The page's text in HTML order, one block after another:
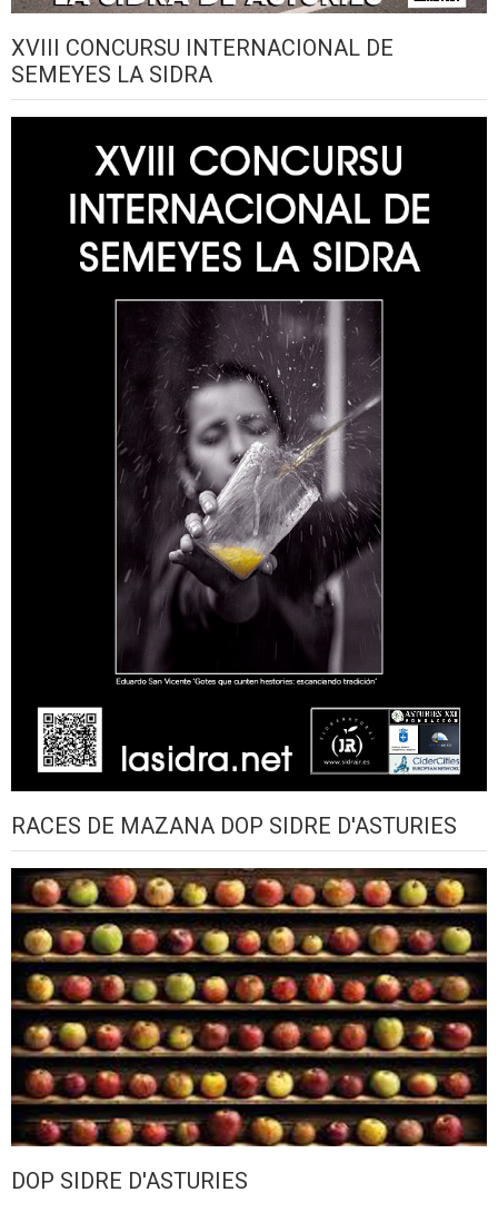
XVIII CONCURSU INTERNACIONAL DE
SEMEYES LA SIDRA
RACES DE MAZANA DOP SIDRE D'ASTURIES
DOP SIDRE D'ASTURIES